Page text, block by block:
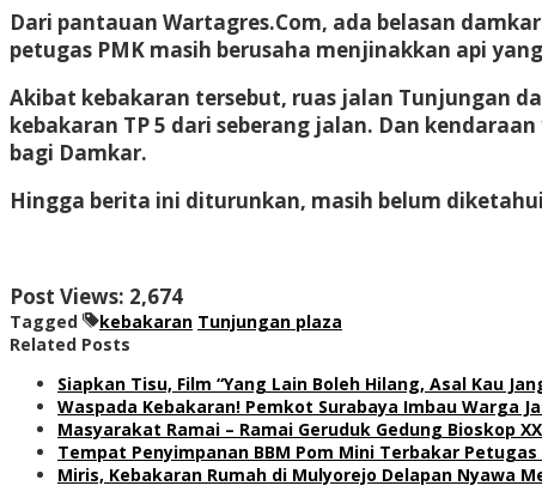
Dari pantauan Wartagres.Com, ada belasan
petugas PMK masih berusaha menjinakkan api
Akibat kebakaran tersebut, ruas jalan Tunjungan
kebakaran TP 5 dari seberang jalan. Dan
bagi Damkar.
Hingga berita ini diturunkan, masih belum
Post Views: 2,674
Tagged kebakaran Tunjungan plaza
Related Posts
Siapkan Tisu, Film “Yang Lain Boleh Hilang, Asal Kau
Waspada Kebakaran! Pemkot Surabaya Imbau Warga
Masyarakat Ramai – Ramai Geruduk Gedung Bioskop
Tempat Penyimpanan BBM Pom Mini Terbakar
Miris, Kebakaran Rumah di Mulyorejo Delapan Nyawa